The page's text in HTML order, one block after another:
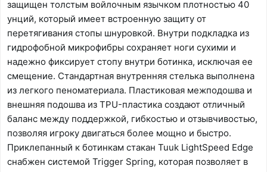
защищен толстым войлочным язычком плотностью 40
унций, который имеет встроенную защиту от
перетягивания стопы шнуровкой. Внутри подкладка из
гидрофобной микрофибры сохраняет ноги сухими и
надежно фиксирует стопу внутри ботинка, исключая ее
смещение. Стандартная внутренняя стелька выполнена
из легкого пеноматериала. Пластиковая межподошва и
внешняя подошва из TPU-пластика создают отличный
баланс между поддержкой, гибкостью и отзывчивостью,
позволяя игроку двигаться более мощно и быстро.
Приклепанный к ботинкам стакан Tuuk LightSpeed Edge
снабжен системой Trigger Spring, которая позволяет в